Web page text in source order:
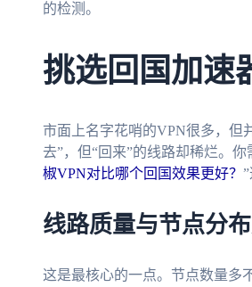
的检测。
挑选回国加速
市面上名字花哨的VPN很多，但
去”，但“回来”的线路却稀烂。
椒VPN对比哪个回国效果更好？
线路质量与节点分
这是最核心的一点。节点数量多